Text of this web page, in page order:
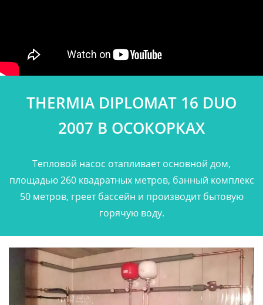
THERMIA DIPLOMAT 16 DUO
2007 В ОСОКОРКАХ
Тепловой насос отапливает основной дом,
площадью 260 квадратных метров, банный комплекс
50 метров, греет бассейн и производит бытовую
горячую воду.